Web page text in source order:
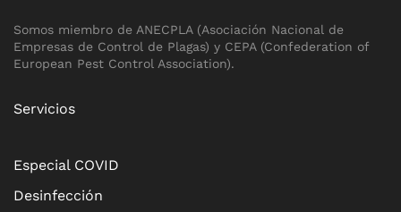
Somos miembro de ANECPLA (Asociación Nacional de
Empresas de Control de Plagas) y CEPA (Confederation of
European Pest Control Association).
Servicios
Especial COVID
Desinfección